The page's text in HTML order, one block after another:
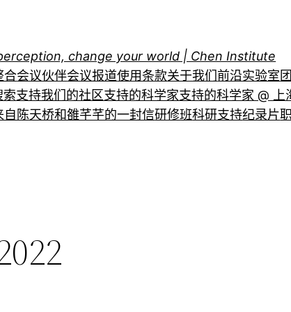
change your world | Chen Institute
合会议伙伴会议报道使用条款关于我们前沿实验室
索支持我们的社区支持的科学家支持的科学家 @ 上
自陈天桥和雒芊芊的一封信研修班科研支持纪录片